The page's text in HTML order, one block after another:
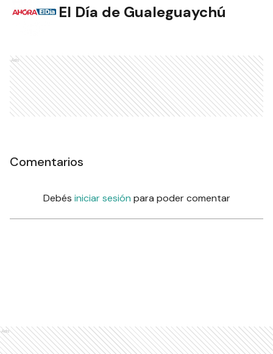
El Día de Gualeguaychú
Ads
Comentarios
Debés iniciar sesión para poder comentar
Ads